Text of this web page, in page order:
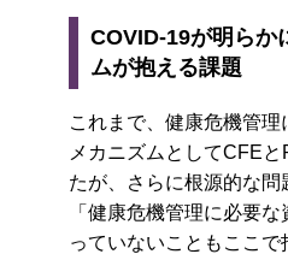
COVID-19が明らか
ムが抱える課題
これまで、健康危機管
メカニズムとしてCFE
たが、さらに根源的な問
「健康危機管理に必要
っていないこともここで